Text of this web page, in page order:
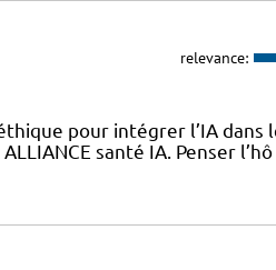
relevance:
pour intégrer l’IA dans
santé IA. Penser l’hô